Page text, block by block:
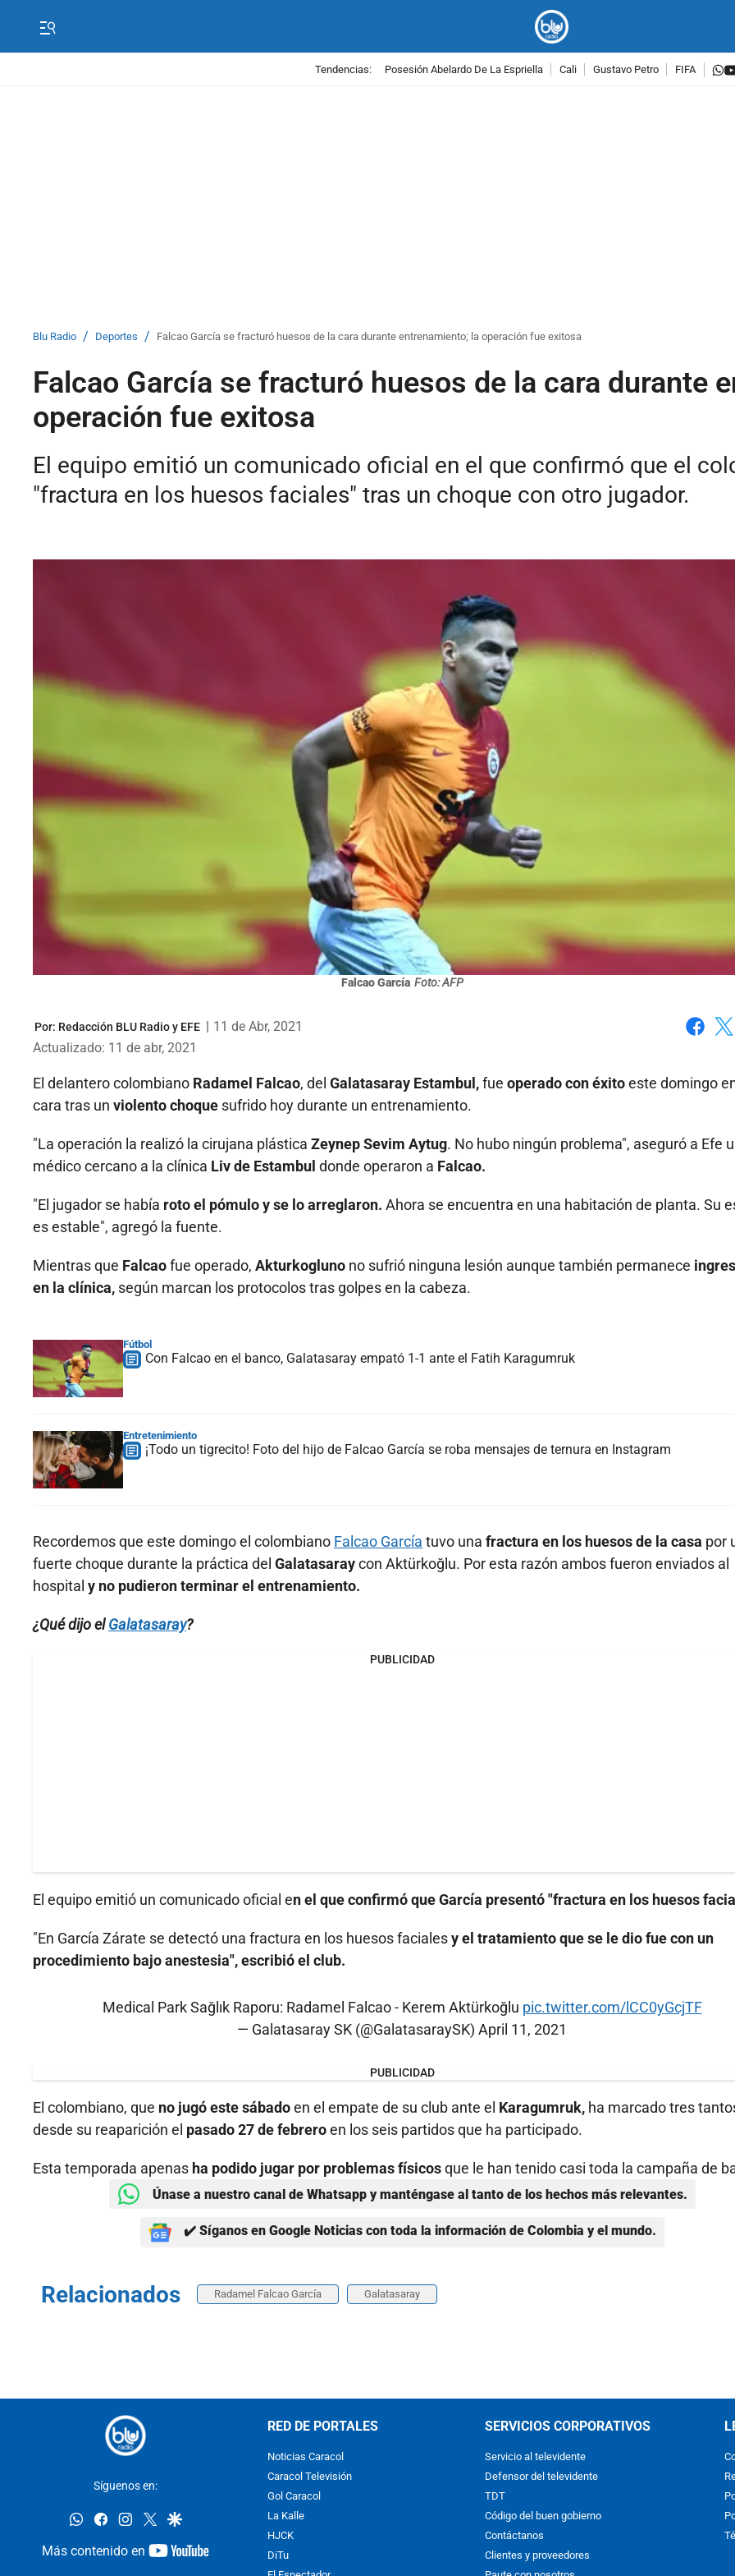
Tendencias: Posesión Abelardo De La Espriella Cali Gustavo Petro FIFA
Blu Radio / Deportes / Falcao García se fracturó huesos de la cara durante entrenamiento; la operación fue exitosa
Falcao García se fracturó huesos de la cara durante
operación fue exitosa
El equipo emitió un comunicado oficial en el que confirmó que el
"fractura en los huesos faciales" tras un choque con otro jugador.
Falcao García Foto: AFP
Por: Redacción BLU Radio y EFE | 11 de Abr, 2021
Actualizado: 11 de abr, 2021
El delantero colombiano Radamel Falcao, del Galatasaray Estambul,fue operado con éxitoeste domingo
cara tras un violento choque sufrido hoy durante un entrenamiento.
"La operación la realizó la cirujana plástica Zeynep Sevim Aytug. No hubo ningún problema", aseguró a Efe
médico cercano a la clínica Liv de Estambul donde operaron a Falcao.
"El jugador se había roto el pómulo y se lo arreglaron. Ahora se encuentra en una habitación de planta. Su
es estable", agregó la fuente.
Mientras que Falcaofue operado, Akturkogluno no sufrió ninguna lesión aunque también permanece
en la clínica, según marcan los protocolos tras golpes en la cabeza.
Fútbol
Con Falcao en el banco, Galatasaray empató 1-1 ante el Fatih Karagumruk
Entretenimiento
¡Todo un tigrecito! Foto del hijo de Falcao García se roba mensajes de ternura en Instagram
Recordemos que este domingo el colombiano Falcao García tuvo una fractura en los huesos de la casa por
fuerte choque durante la práctica del Galatasaraycon Aktürkoğlu. Por esta razón ambos fueron enviados al
hospital y no pudieron terminar el entrenamiento.
¿Qué dijo elGalatasaray?
PUBLICIDAD
El equipo emitió un comunicado oficial en el que confirmó que García presentó "fractura en los huesos
"En García Zárate se detectó una fractura en los huesos facialesy el tratamiento que se le dio fue con un
procedimiento bajo anestesia", escribió el club.
Medical Park Sağlık Raporu: Radamel Falcao - Kerem Aktürkoğlu pic.twitter.com/lCC0yGcjTF
— Galatasaray SK (@GalatasaraySK) April 11, 2021
PUBLICIDAD
El colombiano, que no jugó este sábadoen el empate de su club ante el Karagumruk, ha marcado tres
desde su reaparición el pasado 27 de febreroen los seis partidos que ha participado.
Esta temporada apenas ha podido jugar por problemas físicosque le han tenido casi toda la campaña de
Únase a nuestro canal de Whatsapp y manténgase al tanto de los hechos más relevantes.
✔️ Síganos en Google Noticias con toda la información de Colombia y el mundo.
Relacionados Radamel Falcao García Galatasaray
Síguenos en:
whatsappfacebookinstagram
twittergoogle
Más contenido en
youtube-
RED DE PORTALES
Noticias Caracol
Caracol Televisión
Gol Caracol
La Kalle
HJCK
DiTu
SERVICIOS CORPORATIVOS
Servicio al televidente
Defensor del televidente
TDT
Código del buen gobierno
Contáctanos
Clientes y proveedores